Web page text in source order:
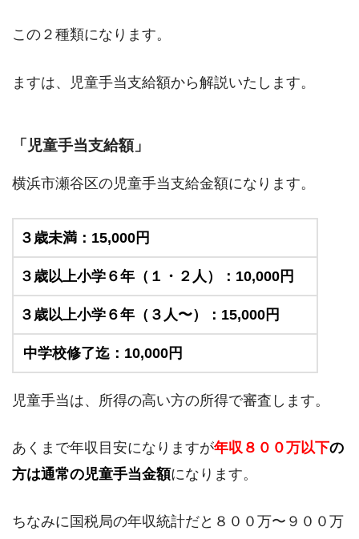
この２種類になります。
ますは、児童手当支給額から解説いたします。
「児童手当支給額」
横浜市瀬谷区の児童手当支給金額になります。
３歳未満：15,000円
３歳以上小学６年（１・２人）：10,000円
３歳以上小学６年（３人〜）：15,000円
中学校修了迄：10,000円
児童手当は、所得の高い方の所得で審査します。
あくまで年収目安になりますが年収８００万以下の
方は通常の児童手当金額になります。
ちなみに国税局の年収統計だと８００万〜９００万